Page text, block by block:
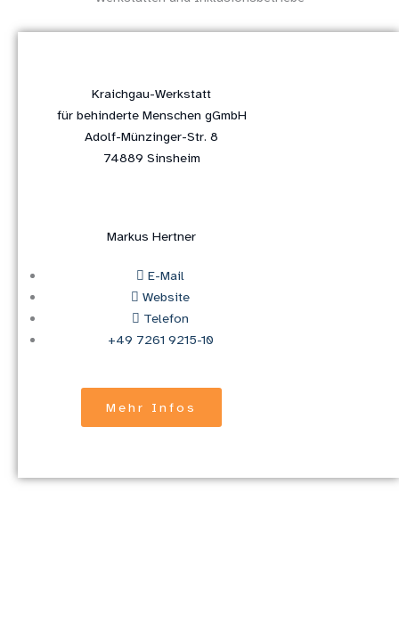
Kraichgau-Werkstatt
für behinderte Menschen gGmbH
Adolf-Münzinger-Str. 8
74889 Sinsheim
Markus Hertner
E-Mail
Website
Telefon
+49 7261 9215-10
Mehr Infos